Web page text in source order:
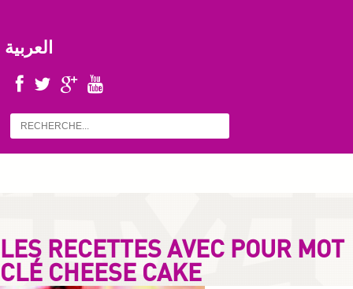
العربية
LES RECETTES AVEC POUR MOT
CLÉ CHEESE CAKE